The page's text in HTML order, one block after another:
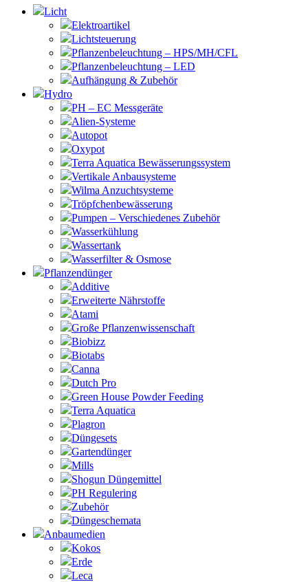
Licht
Elektroartikel
Lichtsteuerung
Pflanzenbeleuchtung – HPS/MH/CFL
Pflanzenbeleuchtung – LED
Aufhängung & Zubehör
Hydro
PH – EC Messgeräte
Alien-Systeme
Autopot
Oxypot
Terra Aquatica Bewässerungssystem
Vertikale Anbausysteme
Wilma Anzuchtsysteme
Tröpfchenbewässerung
Pumpen – Verschiedenes Zubehör
Wasserkühlung
Wassertank
Wasserfilter & Osmose
Pflanzendünger
Additive
Erweiterte Nährstoffe
Atami
Große Pflanzenwissenschaft
Biobizz
Biotabs
Canna
Dutch Pro
Green House Powder Feeding
Terra Aquatica
Plagron
Düngesets
Gartendünger
Mills
Shogun Düngemittel
PH Regulering
Zubehör
Düngeschemata
Anbaumedien
Kokos
Erde
Leca